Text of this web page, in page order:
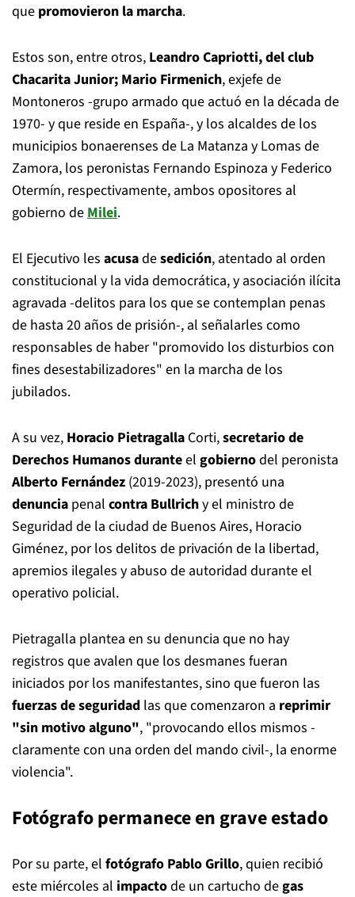
que promovieron la marcha.
Estos son, entre otros, Leandro Capriotti, del club
Chacarita Junior; Mario Firmenich, exjefe de
Montoneros -grupo armado que actuó en la década de
1970- y que reside en España-, y los alcaldes de los
municipios bonaerenses de La Matanza y Lomas de
Zamora, los peronistas Fernando Espinoza y Federico
Otermín, respectivamente, ambos opositores al
gobierno de Milei.
El Ejecutivo les acusadesedición, atentado al orden
constitucional y la vida democrática, y asociación ilícita
agravada -delitos para los que se contemplan penas
de hasta 20 años de prisión-, al señalarles como
responsables de haber "promovido los disturbios con
fines desestabilizadores" en la marcha de los
jubilados.
A su vez, Horacio Pietragalla Corti,secretario de
Derechos Humanos duranteel gobiernodel peronista
Alberto Fernández (2019-2023), presentó una
denuncia penal contra Bullrichy el ministro de
Seguridad de la ciudad de Buenos Aires, Horacio
Giménez, por los delitos de privación de la libertad,
apremios ilegales y abuso de autoridad durante el
operativo policial.
Pietragalla plantea en su denuncia que no hay
registros que avalen que los desmanes fueran
iniciados por los manifestantes, sino que fueron las
fuerzas de seguridad las que comenzaron a reprimir
"sin motivo alguno", "provocando ellos mismos -
claramente con una orden del mando civil-, la enorme
violencia".
Fotógrafo permanece en grave estado
Por su parte, el fotógrafo Pablo Grillo, quien recibió
este miércoles al impactode un cartucho de gas